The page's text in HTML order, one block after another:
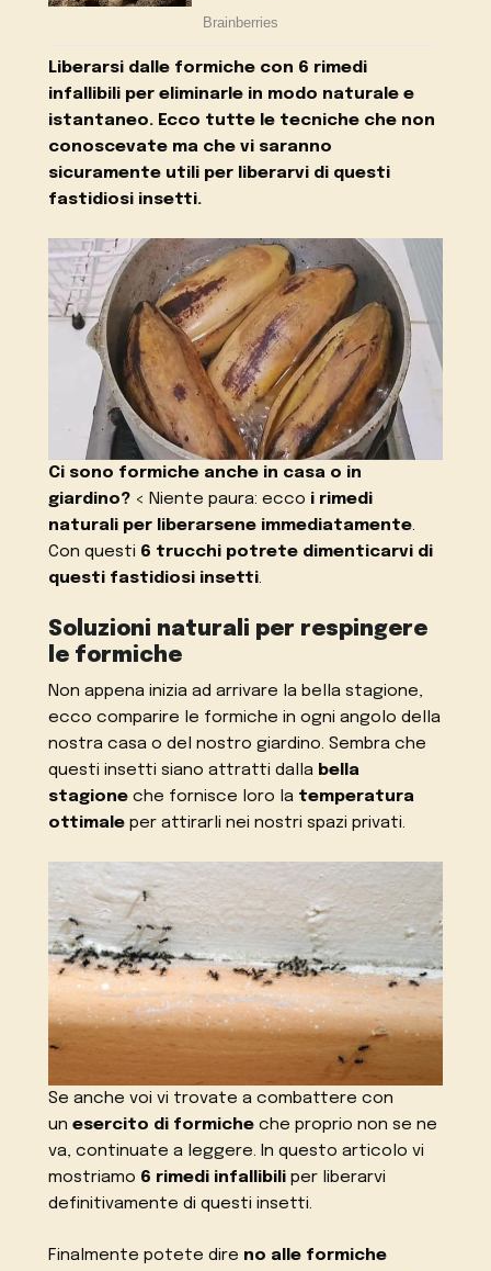
Liberarsi dalle formiche con 6 rimedi
infallibili per eliminarle in modo naturale e
istantaneo. Ecco tutte le tecniche che non
conoscevate ma che vi saranno
sicuramente utili per liberarvi di questi
fastidiosi insetti.
Ci sono formiche anche in casa o in
giardino? < Niente paura: ecco i rimedi
naturali per liberarsene immediatamente.
Con questi 6 trucchi potrete dimenticarvi di
questi fastidiosi insetti.
Soluzioni naturali per respingere
le formiche
Non appena inizia ad arrivare la bella stagione,
ecco comparire le formiche in ogni angolo della
nostra casa o del nostro giardino. Sembra che
questi insetti siano attratti dalla bella
stagione che fornisce loro la temperatura
ottimale per attirarli nei nostri spazi privati.
Se anche voi vi trovate a combattere con
un esercito di formiche che proprio non se ne
va, continuate a leggere. In questo articolo vi
mostriamo 6 rimedi infallibili per liberarvi
definitivamente di questi insetti.
Finalmente potete dire no alle formiche